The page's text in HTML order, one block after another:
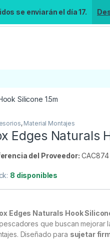
se enviarán el día 17.
Silicone 1.5m
, Material Montajes
Edges Naturals
del Proveedor: CAC874
8 disponibles
Edges Naturals Hook
que buscan mejorar
Diseñado para sujetar